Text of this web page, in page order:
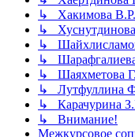
↳ Хакимова В.Р.
↳ Хуснутдинова
↳
↳
↳ Шаяхметова
↳ Лутфуллина
↳ Карачурина
↳ Внимание!
Межкурсовое